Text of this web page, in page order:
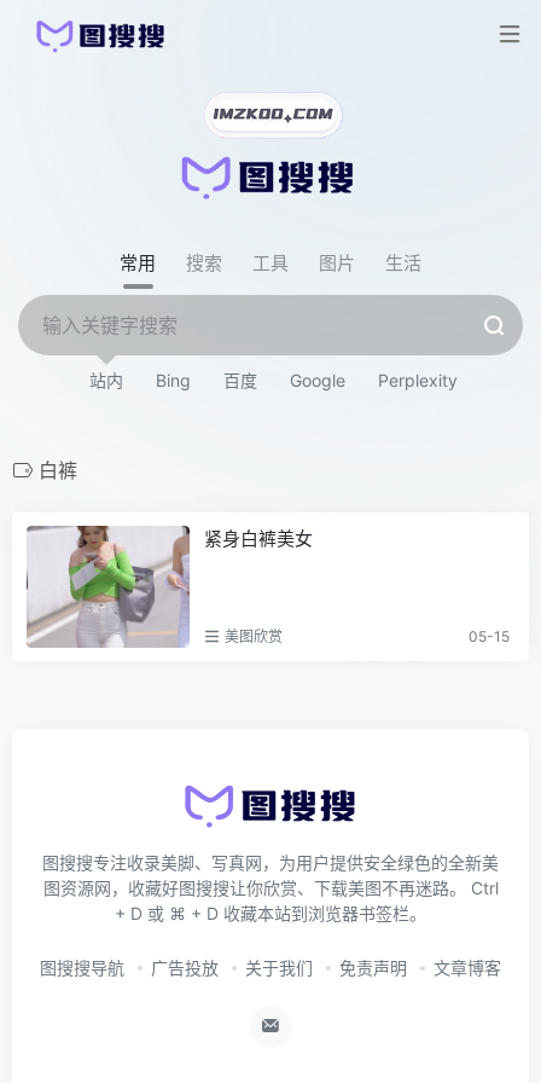
常用 搜索 工具 图片 生活
站内 Bing 百度 Google Perplexity
白裤
紧身白裤美女
美图欣赏 05-15
图搜搜专注收录美脚、写真网，为用户提供安全绿色的全新美
图资源网，收藏好图搜搜让你欣赏、下载美图不再迷路。 Ctrl
+ D 或 ⌘ + D 收藏本站到浏览器书签栏。
图搜搜导航 广告投放 关于我们 免责声明 文章博客